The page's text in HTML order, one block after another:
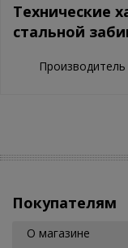
Технические
стальной
Производитель
Покупателям
О магазине